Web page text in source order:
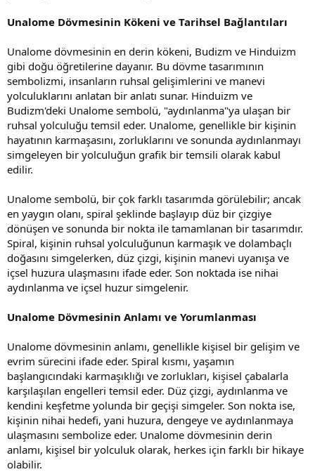
Unalome Dövmesinin Kökeni ve Tarihsel Bağlantıları
Unalome dövmesinin en derin kökeni, Budizm ve Hinduizm
gibi doğu öğretilerine dayanır. Bu dövme tasarımının
sembolizmi, insanların ruhsal gelişimlerini ve manevi
yolculuklarını anlatan bir anlatı sunar. Hinduizm ve
Budizm'deki Unalome sembolü, "aydınlanma"ya ulaşan bir
ruhsal yolculuğu temsil eder. Unalome, genellikle bir kişinin
hayatının karmaşasını, zorluklarını ve sonunda aydınlanmayı
simgeleyen bir yolculuğun grafik bir temsili olarak kabul
edilir.
Unalome sembolü, bir çok farklı tasarımda görülebilir; ancak
en yaygın olanı, spiral şeklinde başlayıp düz bir çizgiye
dönüşen ve sonunda bir nokta ile tamamlanan bir tasarımdır.
Spiral, kişinin ruhsal yolculuğunun karmaşık ve dolambaçlı
doğasını simgelerken, düz çizgi, kişinin manevi uyanışa ve
içsel huzura ulaşmasını ifade eder. Son noktada ise nihai
aydınlanma ve içsel huzur simgelenir.
Unalome Dövmesinin Anlamı ve Yorumlanması
Unalome dövmesinin anlamı, genellikle kişisel bir gelişim ve
evrim sürecini ifade eder. Spiral kısmı, yaşamın
başlangıcındaki karmaşıklığı ve zorlukları, kişisel çabalarla
karşılaşılan engelleri temsil eder. Düz çizgi, aydınlanma ve
kendini keşfetme yolunda bir geçişi simgeler. Son nokta ise,
kişinin nihai hedefi, yani huzura, dengeye ve aydınlanmaya
ulaşmasını sembolize eder. Unalome dövmesinin derin
anlamı, kişisel bir yolculuk olarak, herkes için farklı bir hikaye
olabilir.